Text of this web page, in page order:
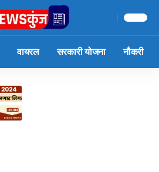
वायरल सरकारी योजना नौकरी